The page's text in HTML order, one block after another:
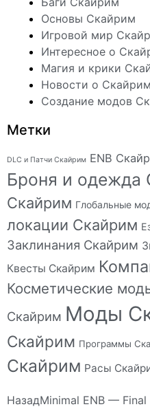
Основы Скайрим
Игровой мир
Интересное о
Магия и крики
Новости о Скайрим
Создание модов
Метки
DLC и Патчи Скайрим ENB
Броня и одежда
Скайрим Глобальные
локации Скайрим
Заклинания Скайрим
Квесты Скайрим
Косметические
Скайрим Моды
Скайрим Программы
Скайрим Расы
НазадMinimal ENB — Final